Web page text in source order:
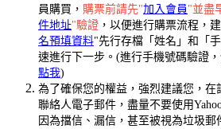
員購買， 購票前請先"加入會員 "並盡
件地址"驗證 ，以便進行購票流程，
名預填資料"先行存檔「姓名」和「
速進行下一步。(進行手機號碼驗證
點我)
為了確保您的權益，強烈建議您，在
聯絡人電子郵件，盡量不要使用
因為擋信、漏信，甚至被視為垃圾